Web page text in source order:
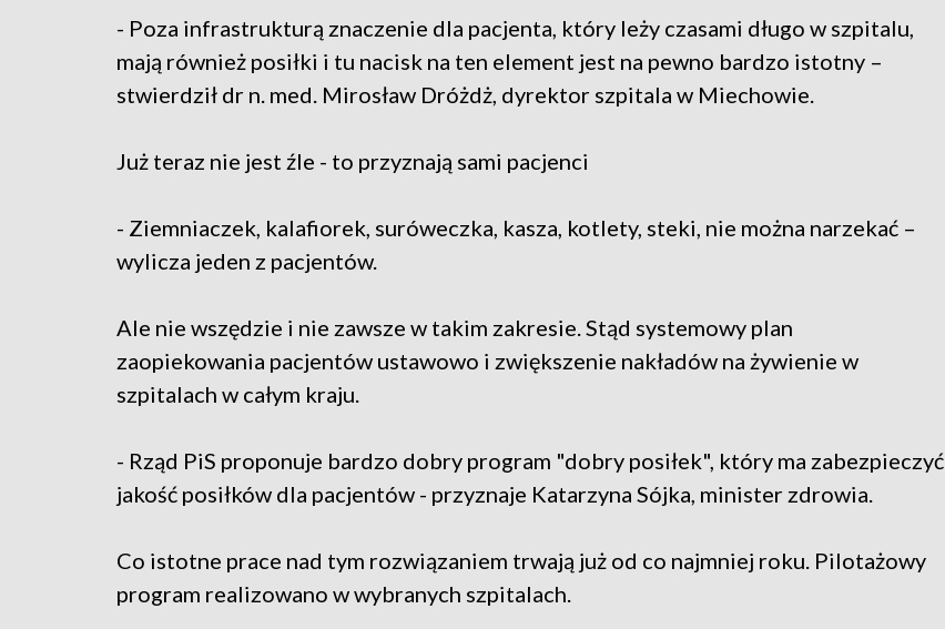
- Poza infrastrukturą znaczenie dla pacjenta, który leży czasami długo w szpitalu,
mają również posiłki i tu nacisk na ten element jest na pewno bardzo istotny –
stwierdził dr n. med. Mirosław Dróżdż, dyrektor szpitala w Miechowie.
Już teraz nie jest źle - to przyznają sami pacjenci
- Ziemniaczek, kalafiorek, suróweczka, kasza, kotlety, steki, nie można narzekać –
wylicza jeden z pacjentów.
Ale nie wszędzie i nie zawsze w takim zakresie. Stąd systemowy plan
zaopiekowania pacjentów ustawowo i zwiększenie nakładów na żywienie w
szpitalach w całym kraju.
- Rząd PiS proponuje bardzo dobry program "dobry posiłek", który ma zabezpieczyć
jakość posiłków dla pacjentów - przyznaje Katarzyna Sójka, minister zdrowia.
Co istotne prace nad tym rozwiązaniem trwają już od co najmniej roku. Pilotażowy
program realizowano w wybranych szpitalach.